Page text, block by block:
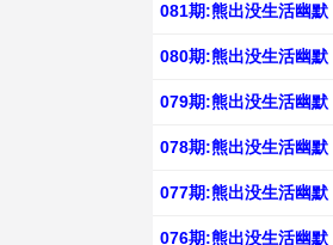
081期:熊出没生活幽默
080期:熊出没生活幽默
079期:熊出没生活幽默
078期:熊出没生活幽默
077期:熊出没生活幽默
076期:熊出没生活幽默